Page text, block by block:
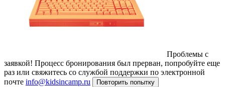
Проблемы с
заявкой! Процесс бронирования был прерван, попробуйте еще
раз или свяжитесь со службой поддержки по электронной
почте info@kidsincamp.ru Повторить попытку